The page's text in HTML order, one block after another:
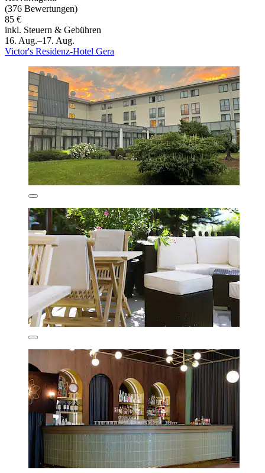
(376 Bewertungen)
85 €
inkl. Steuern & Gebühren
16. Aug.–17. Aug.
Victor's Residenz-Hotel Gera